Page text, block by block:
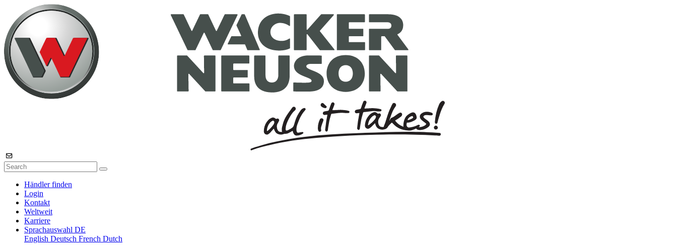
Händler finden
Login
Kontakt
Weltweit
Karriere
Sprachauswahl DE
English Deutsch French Dutch